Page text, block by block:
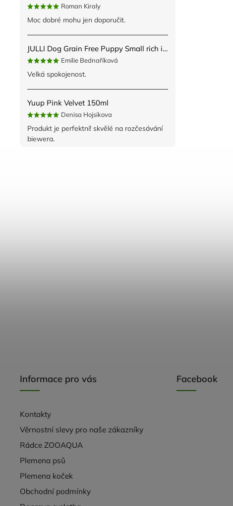
Roman Kiraly
Moc dobré mohu jen doporučit.
JULLI Dog Grain Free Puppy Small rich in fresh Turkey & Potato 2kg
Emilie Bednaříková
Velká spokojenost.
Yuup Pink Velvet 150ml
Denisa Hojsikova
Produkt je perfektní! skvělé na rozčesávání
biewera.
Informace pro vás
Kontakty
Věrnostní slevy pro naše zákazníky
Rádce ZOOAQUA
Plemena psů
Plemena koček
Obchodní podmínky
Facebook